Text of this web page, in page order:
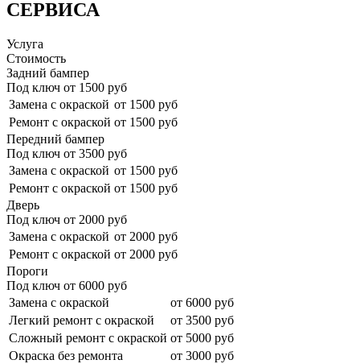
СЕРВИСА
Услуга
Стоимость
Задний бампер
Под ключ от 1500 руб
Замена с окраской от 1500 руб
Ремонт с окраской от 1500 руб
Передний бампер
Под ключ от 3500 руб
Замена с окраской от 1500 руб
Ремонт с окраской от 1500 руб
Дверь
Под ключ от 2000 руб
Замена с окраской от 2000 руб
Ремонт с окраской от 2000 руб
Пороги
Под ключ от 6000 руб
Замена с окраской
от 6000 руб
Легкий ремонт с окраской
от 3500 руб
Сложный ремонт с окраской от 5000 руб
Окраска без ремонта
от 3000 руб